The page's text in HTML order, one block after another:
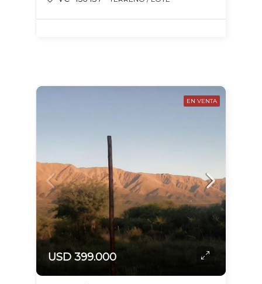
EN VENTA
USD 399.000